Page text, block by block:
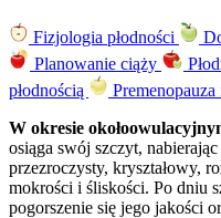
Fizjologia płodności
Planowanie ciąży
płodnością
Premenopauza
W okresie
osiąga swój szczyt,
przezroczysty, kryształowy,
mokrości i śliskości. Po dniu
pogorszenie się jego jakości